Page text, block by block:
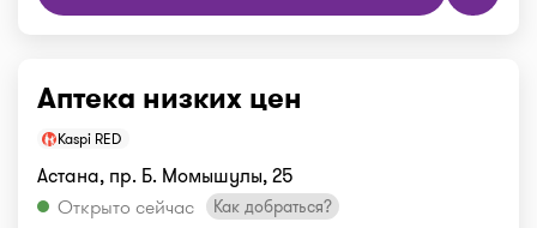
Аптека низких цен
Kaspi RED
Астана, пр. Б. Момышулы, 25
Открыто сейчас
Как добраться?